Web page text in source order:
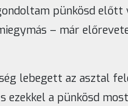
pünkösd előtt
– már
lebegett az asztal
ezekkel a pünkösd